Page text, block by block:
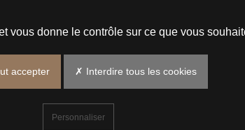
vous donne le contrôle sur ce que vous
accepter ✗ Interdire tous les cookies
Personnaliser